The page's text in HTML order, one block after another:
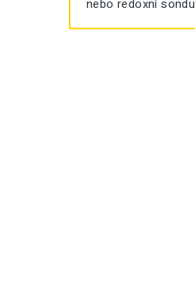
nebo redoxní sondu